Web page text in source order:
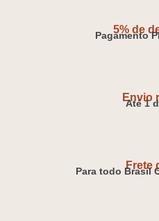
5% de
Pagamento
Envio
Até 1
Frete
Para todo Brasil